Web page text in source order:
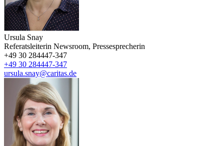
Ursula Snay
Referatsleiterin Newsroom, Pressesprecherin
+49 30 284447-347
+49 30 284447-347
ursula.snay@caritas.de